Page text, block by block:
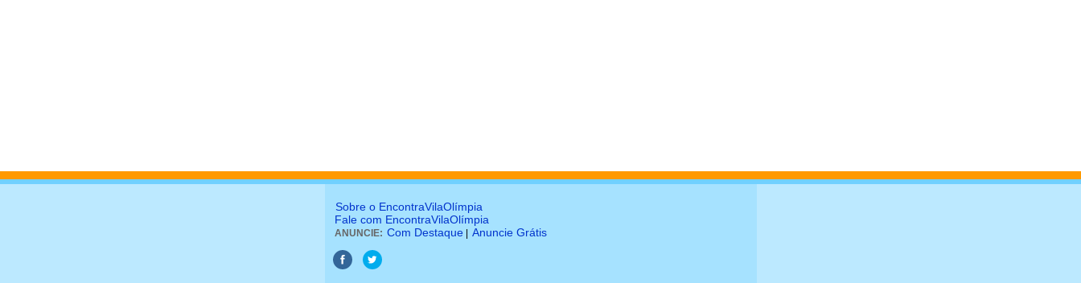
Sobre o EncontraVilaOlímpia
Fale com EncontraVilaOlímpia
ANUNCIE: Com Destaque Anuncie Grátis